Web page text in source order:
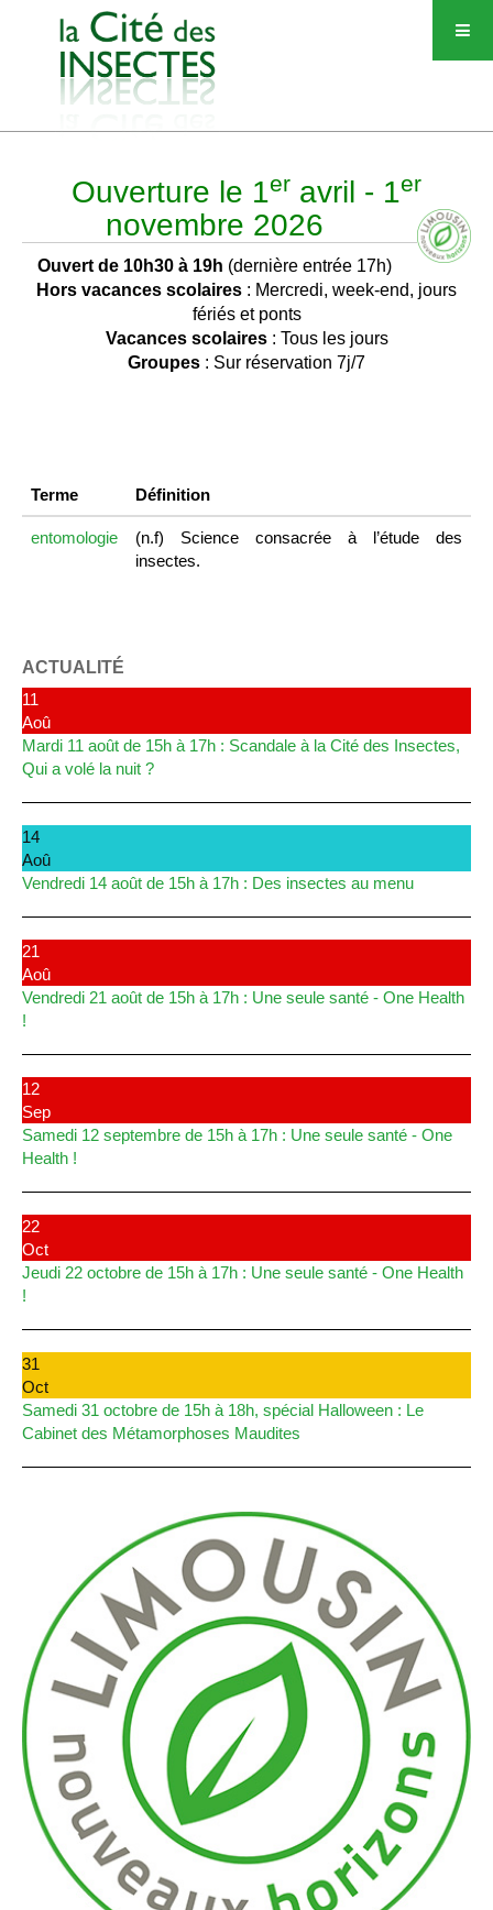
Ouverture le 1er avril - 1er
novembre 2026
Ouvert de 10h30 à 19h (dernière entrée 17h)
Hors vacances scolaires : Mercredi, week-end, jours
fériés et ponts
Vacances scolaires: Tous les jours
Groupes : Sur réservation 7j/7
Terme Définition
entomologie
(n.f) Science consacrée à l’étude des
insectes.
ACTUALITÉ
11
Aoû
Mardi 11 août de 15h à 17h : Scandale à la Cité des Insectes,
Qui a volé la nuit ?
14
Aoû
Vendredi 14 août de 15h à 17h : Des insectes au menu
21
Aoû
Vendredi 21 août de 15h à 17h : Une seule santé - One Health
!
12
Sep
Samedi 12 septembre de 15h à 17h : Une seule santé - One
Health !
22
Oct
Jeudi 22 octobre de 15h à 17h : Une seule santé - One Health
!
31
Oct
Samedi 31 octobre de 15h à 18h, spécial Halloween : Le
Cabinet des Métamorphoses Maudites